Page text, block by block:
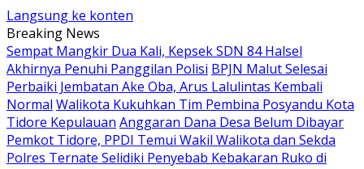
Langsung ke konten
Breaking News
Sempat Mangkir Dua Kali, Kepsek SDN 84 Halsel
Akhirnya Penuhi Panggilan Polisi BPJN Malut Selesai
Perbaiki Jembatan Ake Oba, Arus Lalulintas Kembali
Normal Walikota Kukuhkan Tim Pembina Posyandu Kota
Tidore Kepulauan Anggaran Dana Desa Belum Dibayar
Pemkot Tidore, PPDI Temui Wakil Walikota dan Sekda
Polres Ternate Selidiki Penyebab Kebakaran Ruko di